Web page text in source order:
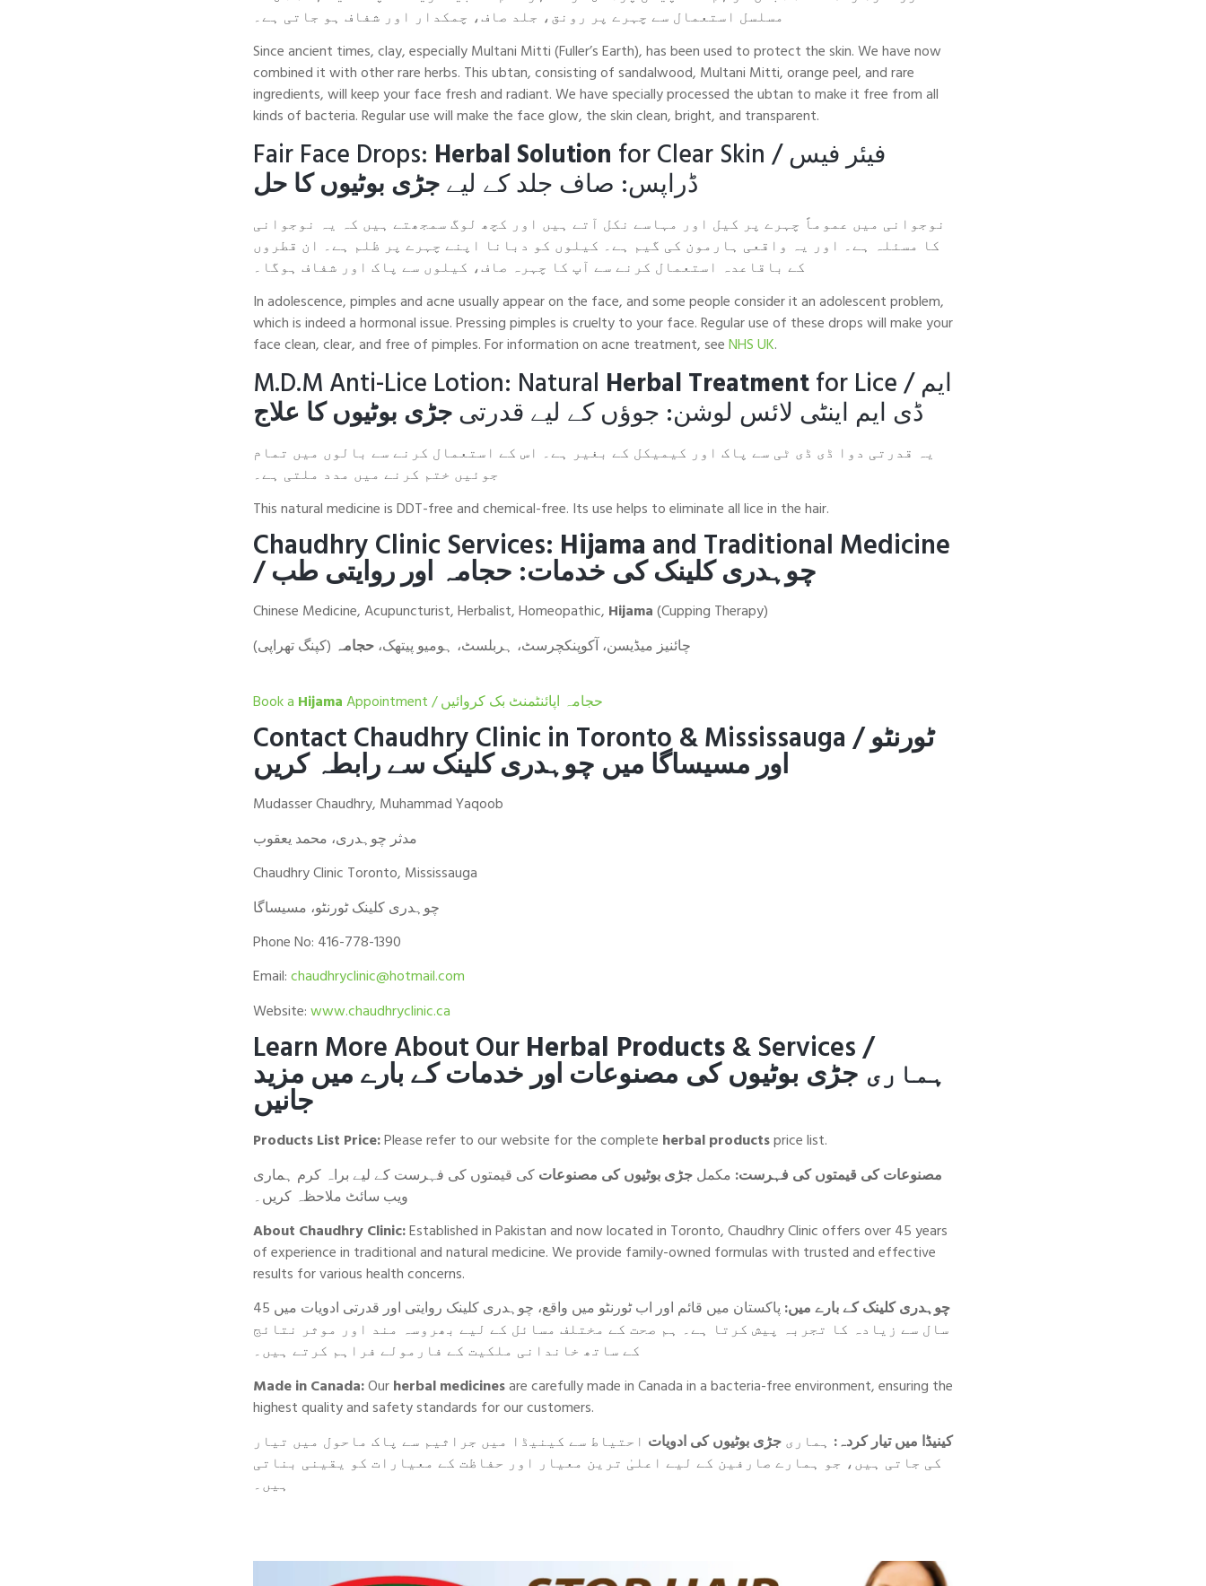
مسلسل استعمال سے چہرے پر رونق، جلد صاف، چمکدار اور شفاف ہو جاتی ہے۔
Since ancient times, clay, especially Multani Mitti (Fuller’s Earth), has been used to protect the skin. We have now
combined it with other rare herbs. This ubtan, consisting of sandalwood, Multani Mitti, orange peel, and rare
ingredients, will keep your face fresh and radiant. We have specially processed the ubtan to make it free from all
kinds of bacteria. Regular use will make the face glow, the skin clean, bright, and transparent.
Fair Face Drops: Herbal Solution for Clear Skin /فیئر فیس
ڈراپس: صاف جلد کے لیےجڑی بوٹیوں کا حل
نوجوانی میں عموماً چہرے پر کیل اور مہاسے نکل آتے ہیں اور کچھ لوگ سمجھتے ہیں کہ یہ نوجوانی
کا مسئلہ ہے۔ اور یہ واقعی ہارمون کی گیم ہے۔ کیلوں کو دبانا اپنے چہرے پر ظلم ہے۔ ان قطروں
کے باقاعدہ استعمال کرنے سے آپ کا چہرہ صاف، کیلوں سے پاک اور شفاف ہوگا۔
In adolescence, pimples and acne usually appear on the face, and some people consider it an adolescent problem,
which is indeed a hormonal issue. Pressing pimples is cruelty to your face. Regular use of these drops will make your
face clean, clear, and free of pimples. For information on acne treatment, seeNHS UK.
M.D.M Anti-Lice Lotion: Natural Herbal Treatmentfor Lice /ایم
ڈی ایم اینٹی لائس لوشن: جوؤں کے لیے قدرتیجڑی بوٹیوں کا علاج
یہ قدرتی دوا ڈی ڈی ٹی سے پاک اور کیمیکل کے بغیر ہے۔ اس کے استعمال کرنے سے بالوں میں تمام
جوئیں ختم کرنے میں مدد ملتی ہے۔
This natural medicine is DDT-free and chemical-free. Its use helps to eliminate all lice in the hair.
Chaudhry Clinic Services: Hijama and Traditional Medicine
/ چوہدری کلینک کی خدمات: حجامہ اور روایتی طب
Chinese Medicine, Acupuncturist, Herbalist, Homeopathic, Hijama(Cupping Therapy)
چائنیز میڈیسن، آکوپنکچرسٹ، ہربلسٹ، ہومیو پیتھک،حجامہ (کپنگ تھراپی)
Book a HijamaAppointment /حجامہ اپائنٹمنٹ بک کروائیں
Contact Chaudhry Clinic in Toronto & Mississauga /ٹورنٹو
اور مسیساگا میں چوہدری کلینک سے رابطہ کریں
Mudasser Chaudhry, Muhammad Yaqoob
مدثر چوہدری، محمد یعقوب
Chaudhry Clinic Toronto, Mississauga
چوہدری کلینک ٹورنٹو، مسیساگا
Phone No: 416-778-1390
Email:chaudhryclinic@hotmail.com
Website:www.chaudhryclinic.ca
Learn More About OurHerbal Products& Services /
ہماری جڑی بوٹیوں کی مصنوعات اور خدمات کے بارے میں مزید
جانیں
Products List Price:Please refer to our website for the complete herbal productsprice list.
مصنوعات کی قیمتوں کی فہرست: مکملجڑی بوٹیوں کی مصنوعاتکی قیمتوں کی فہرست کے لیے براہ کرم ہماری
ویب سائٹ ملاحظہ کریں۔
About Chaudhry Clinic:Established in Pakistan and now located in Toronto, Chaudhry Clinic offers over 45 years
of experience in traditional and natural medicine. We provide family-owned formulas with trusted and effective
results for various health concerns.
چوہدری کلینک کے بارے میں:
پاکستان میں قائم اور اب ٹورنٹو میں واقع، چوہدری کلینک روایتی اور قدرتی ادویات میں 45
سال سے زیادہ کا تجربہ پیش کرتا ہے۔ ہم صحت کے مختلف مسائل کے لیے بھروسہ مند اور موثر نتائج
کے ساتھ خاندانی ملکیت کے فارمولے فراہم کرتے ہیں۔
Made in Canada:Ourherbal medicinesare carefully made in Canada in a bacteria-free environment, ensuring the
highest quality and safety standards for our customers.
کینیڈا میں تیار کردہ: ہماریجڑی بوٹیوں کی ادویات احتیاط سے کینیڈا میں جراثیم سے پاک ماحول میں تیار
کی جاتی ہیں، جو ہمارے صارفین کے لیے اعلیٰ ترین معیار اور حفاظت کے معیارات کو یقینی بناتی
ہیں۔